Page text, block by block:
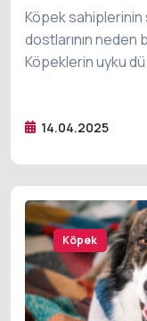
Köpek sahiplerinin
dostlarının neden
Köpeklerin uyku
14.04.2025
Kedi
Köpek